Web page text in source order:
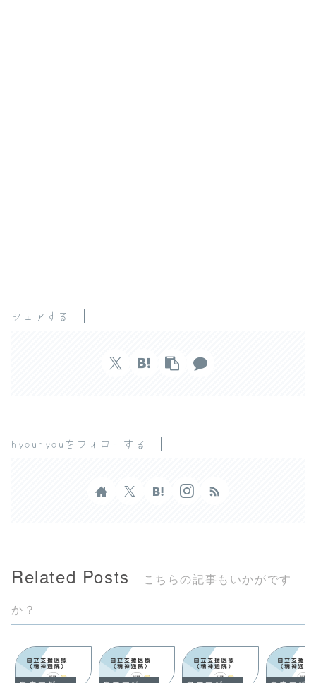
シェアする
hyouhyouをフォローする
Related Posts
こちらの記事もいかがです
か？